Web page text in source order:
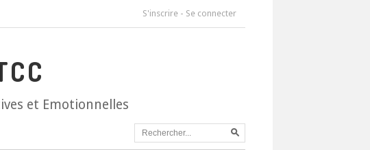
S'inscrire - Se connecter
et Emotionnelles